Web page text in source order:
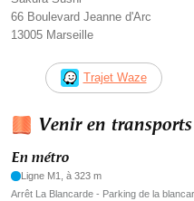
66 Boulevard Jeanne d'Arc
13005 Marseille
Trajet Waze
Venir en
En métro
Ligne M1, à 323 m
Arrêt La Blancarde - Parking de la